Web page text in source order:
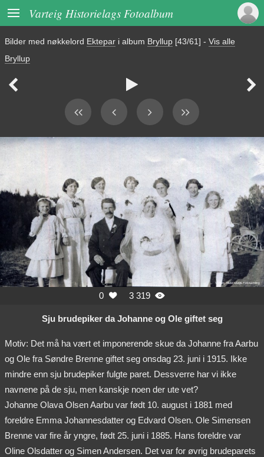
 Varteig Historielags Fotoalbum
Bilder med nøkkelord Ektepar i album Bryllup [43/61] - Vis alle
Bryllup
  
0  3 319 
Sju brudepiker da Johanne og Ole giftet seg
Motiv: Det må ha vært et imponerende skue da Johanne fra Aarbu
og Ole fra Søndre Brenne giftet seg onsdag 23. juni i 1915. Ikke
mindre enn sju brudepiker fulgte paret. Dessverre har vi ikke
navnene på de sju, men kanskje noen der ute vet?
Johanne Olava Olsen Aarbu var født 10. august i 1881 med
foreldre Emma Johannesdatter og Edvard Olsen. Ole Simensen
Brenne var fire år yngre, født 25. juni i 1885. Hans foreldre var
Oline Olsdatter og Simen Andersen. Det var for øvrig brudeparets